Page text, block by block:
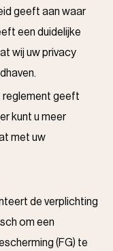
geeft aan waar
een duidelijke
wij uw privacy
reglement geeft
kunt u meer
met uw
de verplichting
om een
(FG) te